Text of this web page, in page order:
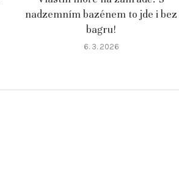
nadzemním bazénem to jde i bez
bagru!
6. 3. 2026